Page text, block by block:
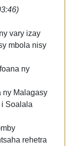
vary izay
mbola nisy
ny
ny Malagasy
Soalala
rehetra